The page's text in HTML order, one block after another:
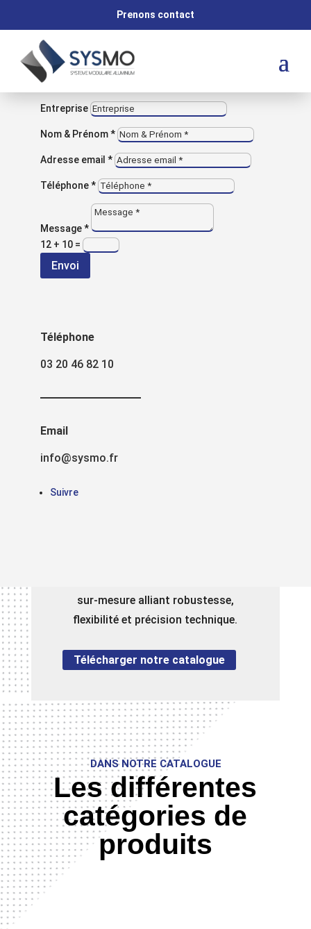
Prenons contact
Notre
catalogue
Télécharger
catalogue
sur-mesure alliant robustesse,
flexibilité et précision technique.
Télécharger notre catalogue
DANS NOTRE CATALOGUE
Les différentes
catégories de
produits
VOUS AVEZ UNE QUESTION ?
Contactez-nous
Entreprise
Nom & Prénom *
Adresse email *
Téléphone *
Message *
12 + 10 =
Envoi
Téléphone
03 20 46 82 10
Email
info@sysmo.fr
Suivre